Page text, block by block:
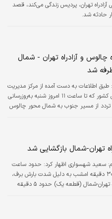
آزادراه تهران، پردیس زندگی می‌کند، قصد
حادثه شد.
چالوس و آزادراه تهران - شمال
شد
طبق اطلاعات به دست‌ آمده از مرکز مدیریت
راه‌های کشور که تا ساعت ۱۱ امروز شنبه به‌روزرسانی
از مسیر جنوب به شمال محور چالوس
تهران-شمال بازگشایی شد
سعید شهسواری اظهار کرد: حدود ساعت
۱۹ و ۳۰ دقیقه امشب به دلیل شدت بارش برف،
آزادراه تهران-شمال (قطعه یک) حدود ۵ دقیقه